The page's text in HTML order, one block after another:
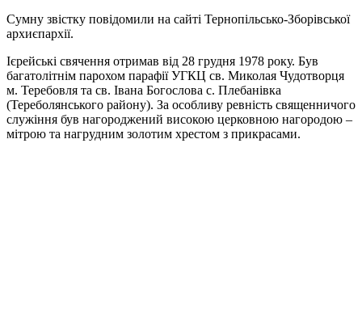
Сумну звістку повідомили на сайті Тернопільсько-Зборівської
архиєпархії.
Ієрейські свячення отримав від 28 грудня 1978 року. Був
багатолітнім парохом парафії УГКЦ св. Миколая Чудотворця
м. Теребовля та св. Івана Богослова с. Плебанівка
(Тереболянського району). За особливу ревність священничого
служіння був нагороджений високою церковною нагородою –
мітрою та нагрудним золотим хрестом з прикрасами.